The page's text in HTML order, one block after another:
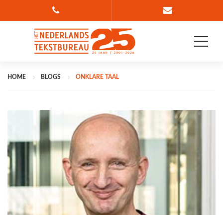
Bel 088 835 78 36 Ga naar
HOME BLOGS ONKLARE TAAL